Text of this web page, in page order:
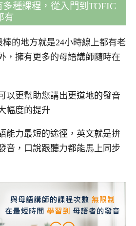
多種課程，從入門到TOEIC
有
棒的地方就是24小時線上都有老
，擁有更多的母語講師隨時在
以更幫助您講出更道地的發音
幅度的提升
能力最短的途徑，英文就是拚
音，口說跟聽力都能馬上同步